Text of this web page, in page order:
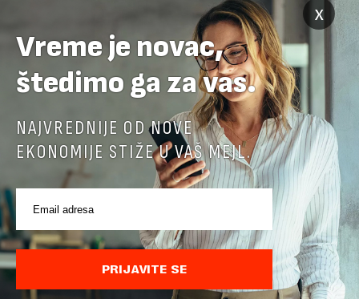
Papua Nova Gvineja potvrdila učešće na Ekspo
2027
Papua Nova Gvineja jedna je od 141 međunarodne učesnice
koje su do sada potvrdile učešće na specijalizovanoj
međunarodnoj izložbi "Ekspu 2027" Beograd, gde će predstaviti
i kao državu sa najvećom jezičkom ra...
x
Vreme je novac,
štedimo ga za vas.
NAJVREDNIJE OD NOVE
EKONOMIJE STIŽE U VAŠ MEJL.
PRIJAVITE SE